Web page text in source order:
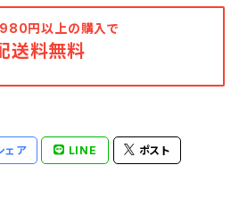
円以上の購入で
送料無料
ェア LINE ポスト